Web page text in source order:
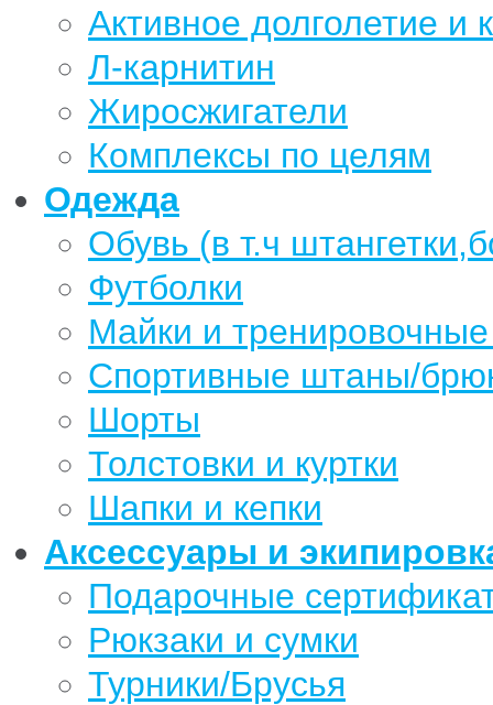
Активное долголетие и
Л-карнитин
Жиросжигатели
Комплексы по целям
Одежда
Обувь (в т.ч
Футболки
Майки и
Спортивные штаны/
Шорты
Толстовки и куртки
Шапки и кепки
Аксессуары и
Подарочные
Рюкзаки и сумки
Турники/Брусья